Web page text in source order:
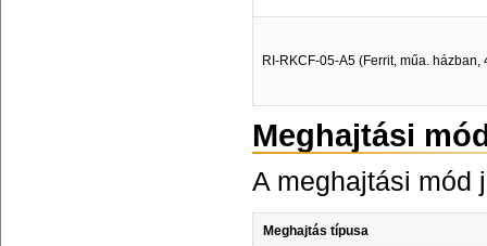
RI-RKCF-05-A5 (Ferrit, műa.
Meghajtási
A meghajtási mód
Meghajtás típusa